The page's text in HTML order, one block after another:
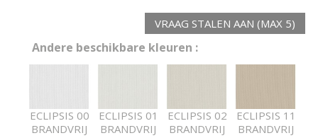
VRAAG STALEN AAN (MAX 5)
Andere beschikbare kleuren :
ECLIPSIS 00
BRANDVRIJ
ECLIPSIS 01
BRANDVRIJ
ECLIPSIS 02
BRANDVRIJ
ECLIPSIS 11
BRANDVRIJ